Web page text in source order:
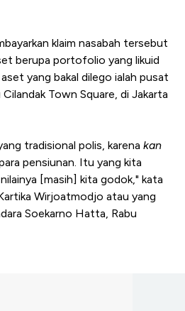
klaim nasabah tersebut
berupa portofolio yang likuid
yang bakal dilego ialah pusat
Town Square, di Jakarta
tradisional polis, karena kan
pensiunan. Itu yang kita
[masih] kita godok," kata
Wirjoatmodjo atau yang
Soekarno Hatta, Rabu